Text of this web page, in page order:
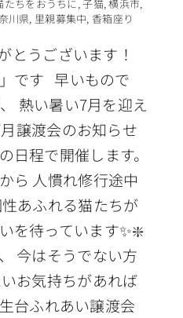
たちをおうちに,子猫,横浜市,
川県, 里親募集中,香箱座り
とうございます！
です 早いもので
熱い暑い7月を迎え
譲渡会のお知らせ
日程で開催します。
ら 人慣れ修行途中
あふれる猫たちが
を待っています✨❇️
今はそうでない方
お気持ちがあれば
台ふれあい譲渡会